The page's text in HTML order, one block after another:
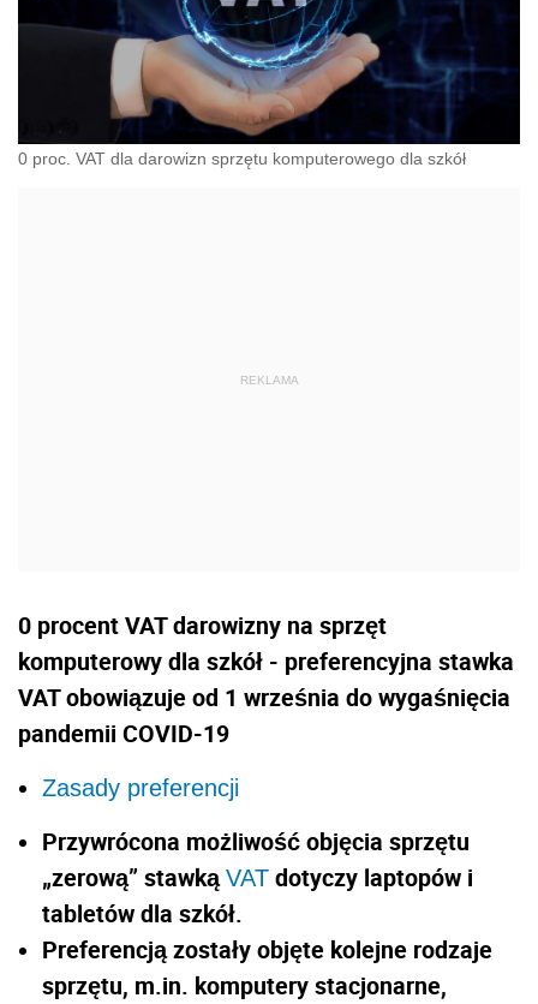
0 proc. VAT dla darowizn sprzętu komputerowego dla szkół
0 procent VAT darowizny na sprzęt
komputerowy dla szkół - preferencyjna stawka
VAT obowiązuje od 1 września do wygaśnięcia
pandemii COVID-19
Zasady preferencji
Przywrócona możliwość objęcia sprzętu
„zerową” stawkąVAT dotyczy laptopów i
tabletów dla szkół.
Preferencją zostały objęte kolejne rodzaje
sprzętu, m.in. komputery stacjonarne,